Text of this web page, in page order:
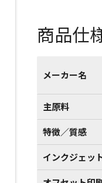
商品仕
メーカー名
主原料
特徴／質感
インクジェッ